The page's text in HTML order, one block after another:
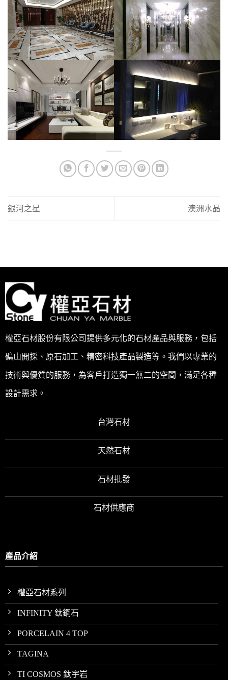
銀河之星 澳洲水晶
權亞石材股份有限公司提供多元化的石材產品與服務，包括
礦山開採、原石加工、精密科技產品製造等。我們以專業的
技術與優質的服務，為客戶打造獨一無二的空間，滿足各種
設計需求。
台灣石材
天然石材
石材批發
石材供應商
產品介紹
權亞石材系列
INFINITY 鈦鋼石
PORCELAIN 4 TOP
TAGINA
TI COSMOS 鈦宇岩